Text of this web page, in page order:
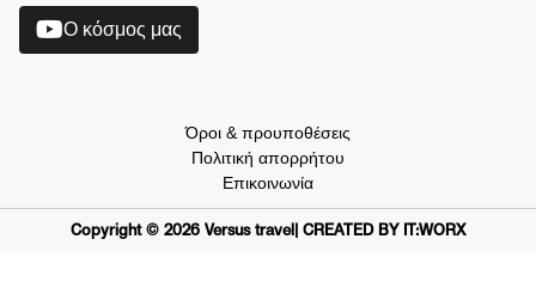
O κόσμος μας
Όροι & προυποθέσεις
Πολιτική απορρήτου
Επικοινωνία
Copyright © 2026 Versus travel | CREATED BY IT:WORX